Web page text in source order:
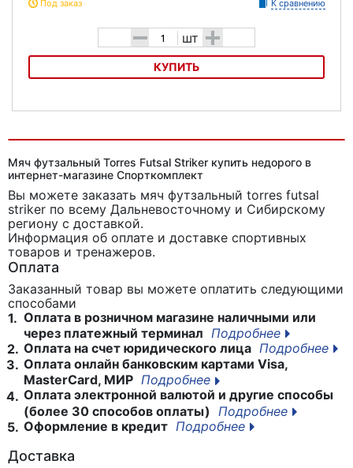
Под заказ К сравнению
- шт +
КУПИТЬ
Мяч футзальный Torres Futsal Striker купить недорого в
интернет-магазине Спорткомплект
Вы можете заказать мяч футзальный torres futsal
striker по всему Дальневосточному и Сибирскому
региону с доставкой.
Информация об оплате и доставке спортивных
товаров и тренажеров.
Оплата
Заказанный товар вы можете оплатить следующими
способами
1. Оплата в розничном магазине наличными или
через платежный терминал Подробнее
2. Оплата на счет юридического лица Подробнее
3. Оплата онлайн банковским картами Visa,
MasterCard, МИР Подробнее
4. Оплата электронной валютой и другие способы
(более 30 способов оплаты)
Подробнее
5. Оформление в кредит Подробнее
Доставка